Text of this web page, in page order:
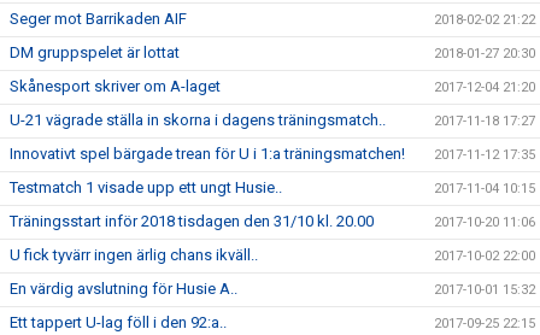
Seger mot Barrikaden AIF 2018-02-02 21:22
DM gruppspelet är lottat 2018-01-27 20:30
Skånesport skriver om A-laget 2017-12-04 21:20
U-21 vägrade ställa in skorna i dagens träningsmatch.. 2017-11-18 17:27
Innovativt spel bärgade trean för U i 1:a träningsmatchen! 2017-11-12 17:35
Testmatch 1 visade upp ett ungt Husie.. 2017-11-04 10:15
Träningsstart inför 2018 tisdagen den 31/10 kl. 20.00 2017-10-20 11:06
U fick tyvärr ingen ärlig chans ikväll.. 2017-10-02 22:00
En värdig avslutning för Husie A.. 2017-10-01 15:32
Ett tappert U-lag föll i den 92:a.. 2017-09-25 22:15